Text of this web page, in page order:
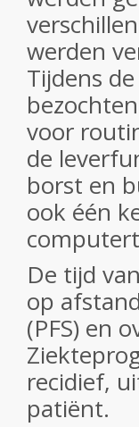
werden
Tijdens
voor
de
borst en
ook één
De tijd
op
(PFS) en
recidief,
patiënt.